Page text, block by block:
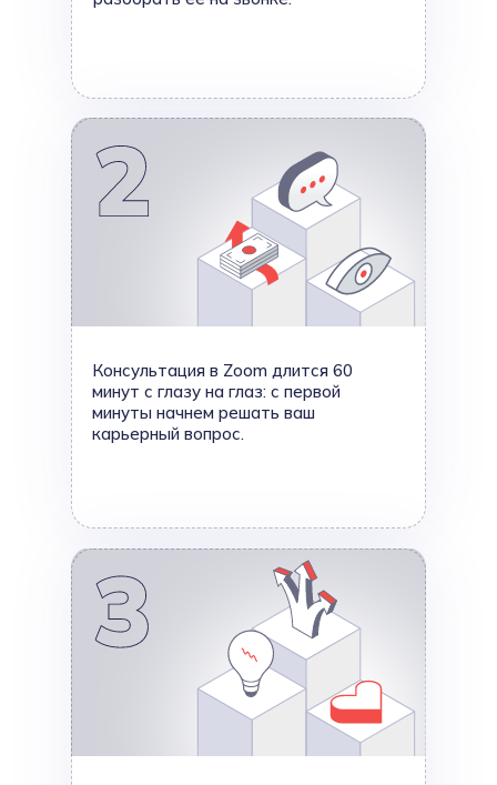
Консультация в Zoom длится 60
минут с глазу на глаз: с первой
минуты начнем решать ваш
карьерный вопрос.